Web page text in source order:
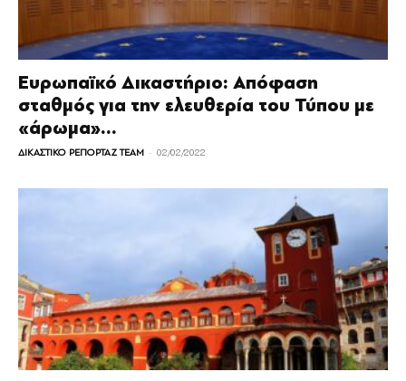
Ευρωπαϊκό Δικαστήριο: Απόφαση
σταθμός για την ελευθερία του Τύπου με
«άρωμα»...
ΔΙΚΑΣΤΙΚΟ ΡΕΠΟΡΤΑΖ TEAM - 02/02/2022